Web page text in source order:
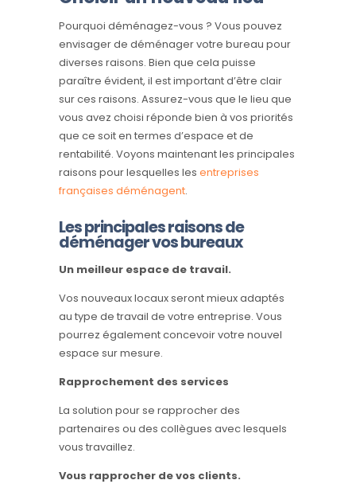
Pourquoi déménagez-vous ? Vous pouvez
envisager de déménager votre bureau pour
diverses raisons. Bien que cela puisse
paraître évident, il est important d’être clair
sur ces raisons. Assurez-vous que le lieu que
vous avez choisi réponde bien à vos priorités
que ce soit en termes d’espace et de
rentabilité. Voyons maintenant les principales
raisons pour lesquelles les entreprises
françaises déménagent.
Les principales raisons de
déménager vos bureaux
Un meilleur espace de travail.
Vos nouveaux locaux seront mieux adaptés
au type de travail de votre entreprise. Vous
pourrez également concevoir votre nouvel
espace sur mesure.
Rapprochement des services
La solution pour se rapprocher des
partenaires ou des collègues avec lesquels
vous travaillez.
Vous rapprocher de vos clients.